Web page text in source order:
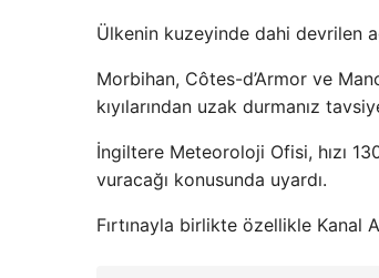
Ülkenin kuzeyinde dahi devrilen
Morbihan, Côtes-d’Armor ve
kıyılarından uzak durmanız
İngiltere Meteoroloji Ofisi, hızı
vuracağı konusunda uyardı.
Fırtınayla birlikte özellikle Kanal